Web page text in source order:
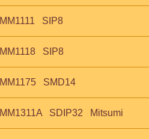
MM1111   SIP8
MM1118   SIP8
MM1175   SMD14
MM1311A   SDIP32   Mitsumi